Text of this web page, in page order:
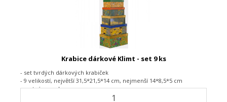
Krabice dárkové Klimt - set 9 ks
- set tvrdých dárkových krabiček
- 9 velikostí, největší 31,5*21,5*14 cm, nejmenší 14*8,5*5 cm
- matný povrch